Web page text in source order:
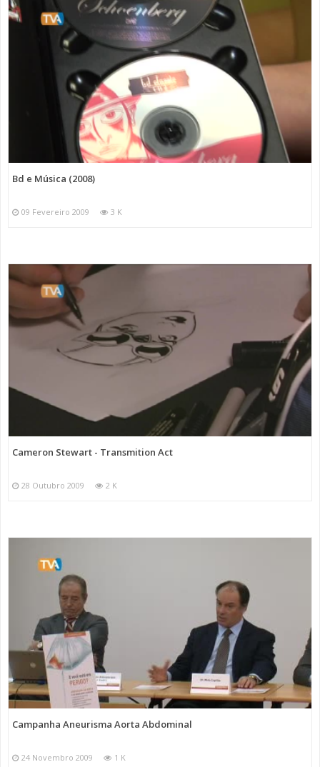
Bd e Música (2008)
09 Fevereiro 2009 3 K
Cameron Stewart - Transmition Act
28 Outubro 2009 2 K
Campanha Aneurisma Aorta Abdominal
24 Novembro 2009 1 K